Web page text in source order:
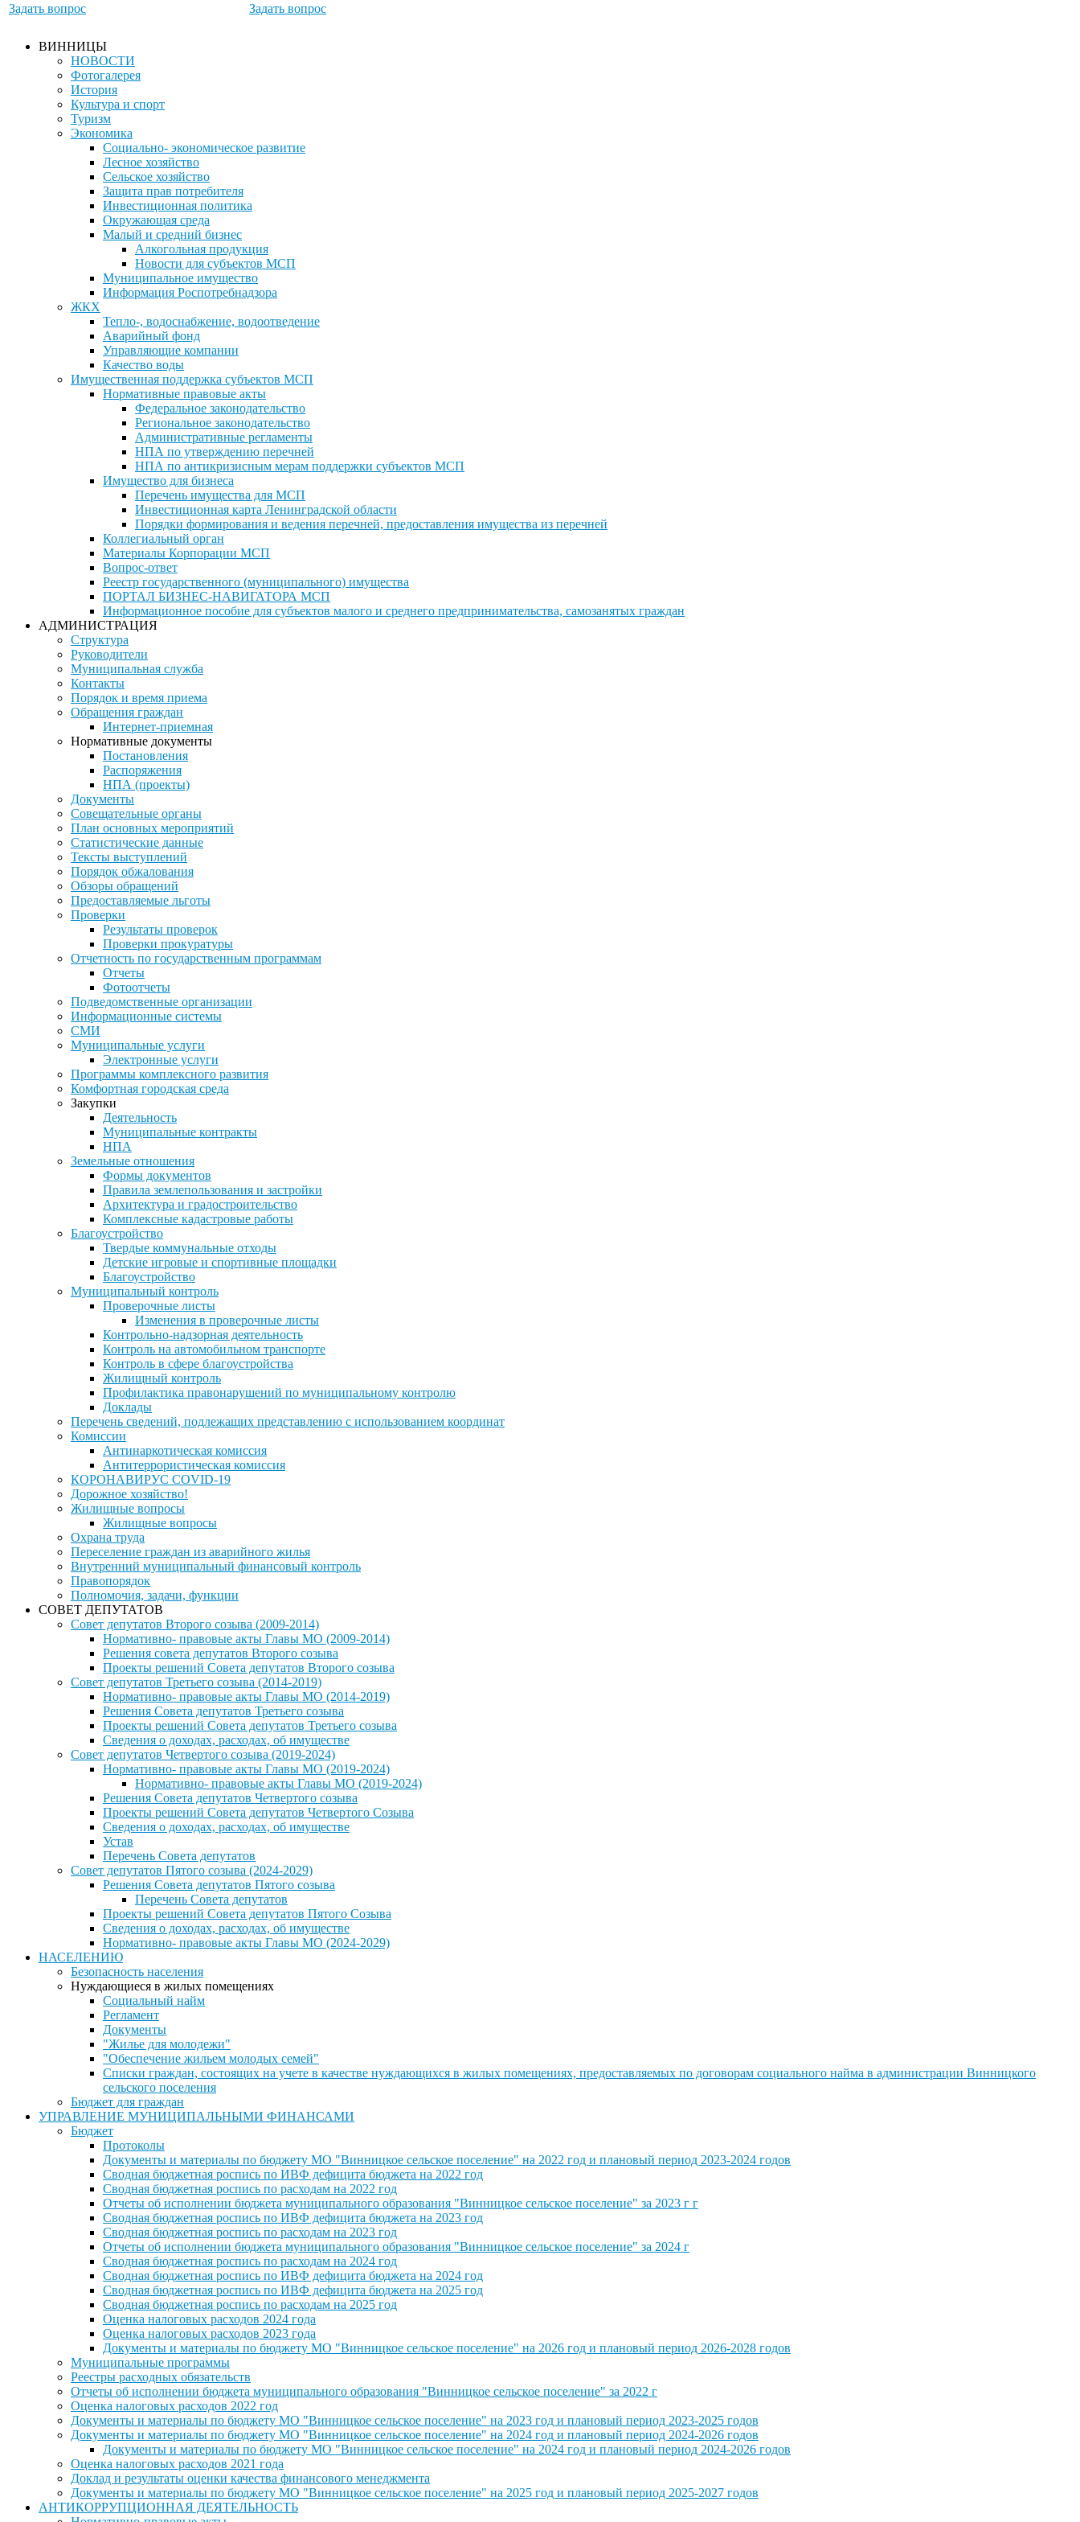
Задать вопрос Задать вопрос
ВИННИЦЫ
НОВОСТИ
Фотогалерея
История
Культура и спорт
Туризм
Экономика
Социально- экономическое развитие
Лесное хозяйство
Сельское хозяйство
Защита прав потребителя
Инвестиционная политика
Окружающая среда
Малый и средний бизнес
Алкогольная продукция
Новости для субъектов МСП
Муниципальное имущество
Информация Роспотребнадзора
ЖКХ
Тепло-, водоснабжение, водоотведение
Аварийный фонд
Управляющие компании
Качество воды
Имущественная поддержка субъектов МСП
Нормативные правовые акты
Федеральное законодательство
Региональное законодательство
Административные регламенты
НПА по утверждению перечней
НПА по антикризисным мерам поддержки субъектов МСП
Имущество для бизнеса
Перечень имущества для МСП
Инвестиционная карта Ленинградской области
Порядки формирования и ведения перечней, предоставления имущества из перечней
Коллегиальный орган
Материалы Корпорации МСП
Вопрос-ответ
Реестр государственного (муниципального) имущества
ПОРТАЛ БИЗНЕС-НАВИГАТОРА МСП
Информационное пособие для субъектов малого и среднего предпринимательства, самозанятых граждан
АДМИНИСТРАЦИЯ
Структура
Руководители
Муниципальная служба
Контакты
Порядок и время приема
Обращения граждан
Интернет-приемная
Нормативные документы
Постановления
Распоряжения
НПА (проекты)
Документы
Совещательные органы
План основных мероприятий
Статистические данные
Тексты выступлений
Порядок обжалования
Обзоры обращений
Предоставляемые льготы
Проверки
Результаты проверок
Проверки прокуратуры
Отчетность по государственным программам
Отчеты
Фотоотчеты
Подведомственные организации
Информационные системы
СМИ
Муниципальные услуги
Электронные услуги
Программы комплексного развития
Комфортная городская среда
Закупки
Деятельность
Муниципальные контракты
НПА
Земельные отношения
Формы документов
Правила землепользования и застройки
Архитектура и градостроительство
Комплексные кадастровые работы
Благоустройство
Твердые коммунальные отходы
Детские игровые и спортивные площадки
Благоустройство
Муниципальный контроль
Проверочные листы
Изменения в проверочные листы
Контрольно-надзорная деятельность
Контроль на автомобильном транспорте
Контроль в сфере благоустройства
Жилищный контроль
Профилактика правонарушений по муниципальному контролю
Доклады
Перечень сведений, подлежащих представлению с использованием координат
Комиссии
Антинаркотическая комиссия
Антитеррористическая комиссия
КОРОНАВИРУС COVID-19
Дорожное хозяйство!
Жилищные вопросы
Жилищные вопросы
Охрана труда
Переселение граждан из аварийного жилья
Внутренний муниципальный финансовый контроль
Правопорядок
Полномочия, задачи, функции
СОВЕТ ДЕПУТАТОВ
Совет депутатов Второго созыва (2009-2014)
Нормативно- правовые акты Главы МО (2009-2014)
Решения совета депутатов Второго созыва
Проекты решений Совета депутатов Второго созыва
Совет депутатов Третьего созыва (2014-2019)
Нормативно- правовые акты Главы МО (2014-2019)
Решения Совета депутатов Третьего созыва
Проекты решений Совета депутатов Третьего созыва
Сведения о доходах, расходах, об имуществе
Совет депутатов Четвертого созыва (2019-2024)
Нормативно- правовые акты Главы МО (2019-2024)
Нормативно- правовые акты Главы МО (2019-2024)
Решения Совета депутатов Четвертого созыва
Проекты решений Совета депутатов Четвертого Созыва
Сведения о доходах, расходах, об имуществе
Устав
Перечень Совета депутатов
Совет депутатов Пятого созыва (2024-2029)
Решения Совета депутатов Пятого созыва
Перечень Совета депутатов
Проекты решений Совета депутатов Пятого Созыва
Сведения о доходах, расходах, об имуществе
Нормативно- правовые акты Главы МО (2024-2029)
НАСЕЛЕНИЮ
Безопасность населения
Нуждающиеся в жилых помещениях
Социальный найм
Регламент
Документы
"Жилье для молодежи"
"Обеспечение жильем молодых семей"
Списки граждан, состоящих на учете в качестве нуждающихся в жилых помещениях, предоставляемых по договорам социального найма в администрации Винницкого
сельского поселения
Бюджет для граждан
УПРАВЛЕНИЕ МУНИЦИПАЛЬНЫМИ ФИНАНСАМИ
Бюджет
Протоколы
Документы и материалы по бюджету МО "Винницкое сельское поселение" на 2022 год и плановый период 2023-2024 годов
Сводная бюджетная роспись по ИВФ дефицита бюджета на 2022 год
Сводная бюджетная роспись по расходам на 2022 год
Отчеты об исполнении бюджета муниципального образования "Винницкое сельское поселение" за 2023 г г
Сводная бюджетная роспись по ИВФ дефицита бюджета на 2023 год
Сводная бюджетная роспись по расходам на 2023 год
Отчеты об исполнении бюджета муниципального образования "Винницкое сельское поселение" за 2024 г
Сводная бюджетная роспись по расходам на 2024 год
Сводная бюджетная роспись по ИВФ дефицита бюджета на 2024 год
Сводная бюджетная роспись по ИВФ дефицита бюджета на 2025 год
Сводная бюджетная роспись по расходам на 2025 год
Оценка налоговых расходов 2024 года
Оценка налоговых расходов 2023 года
Документы и материалы по бюджету МО "Винницкое сельское поселение" на 2026 год и плановый период 2026-2028 годов
Муниципальные программы
Реестры расходных обязательств
Отчеты об исполнении бюджета муниципального образования "Винницкое сельское поселение" за 2022 г
Оценка налоговых расходов 2022 год
Документы и материалы по бюджету МО "Винницкое сельское поселение" на 2023 год и плановый период 2023-2025 годов
Документы и материалы по бюджету МО "Винницкое сельское поселение" на 2024 год и плановый период 2024-2026 годов
Документы и материалы по бюджету МО "Винницкое сельское поселение" на 2024 год и плановый период 2024-2026 годов
Оценка налоговых расходов 2021 года
Доклад и результаты оценки качества финансового менеджмента
Документы и материалы по бюджету МО "Винницкое сельское поселение" на 2025 год и плановый период 2025-2027 годов
АНТИКОРРУПЦИОННАЯ ДЕЯТЕЛЬНОСТЬ